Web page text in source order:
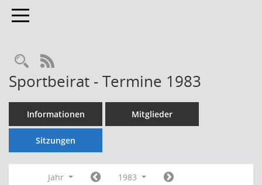
Toggle navigation
Rechercheauswahl
RSS-Feed
Sportbeirat - Termine 1983
Informationen Mitglieder
Sitzungen
Jahr
1983